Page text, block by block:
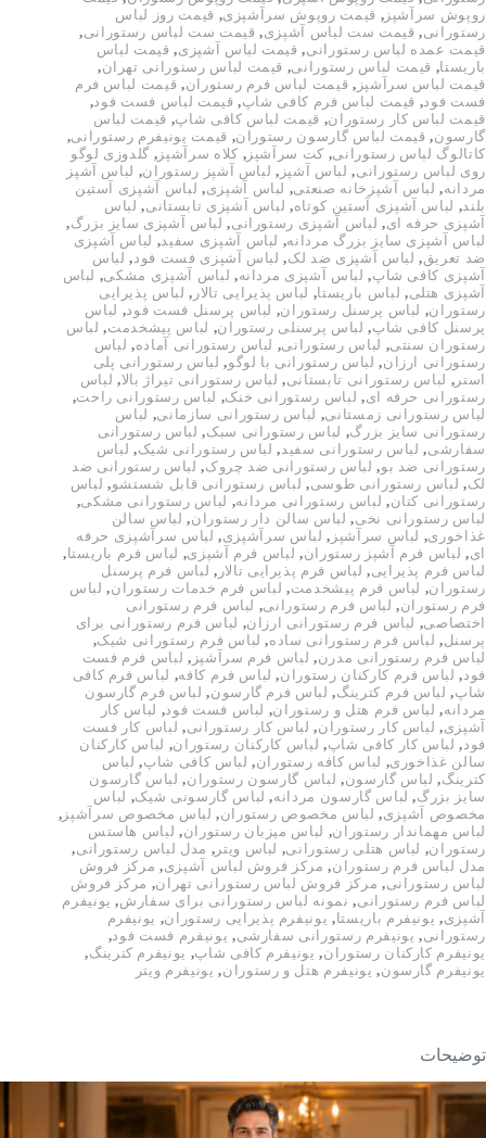
روپوش سرآشپز , قیمت روپوش سرآشپزی, قیمت روز لباس
رستورانی, قیمت ست لباس آشپزی, قیمت ست لباس رستورانی,
قیمت عمده لباس رستورانی, قیمت لباس آشپزی, قیمت لباس
باریستا, قیمت لباس رستورانی, قیمت لباس رستورانی تهران,
قیمت لباس سرآشپز , قیمت لباس فرم رستوران, قیمت لباس فرم
فست فود, قیمت لباس فرم کافی شاپ, قیمت لباس فست فود,
قیمت لباس کار رستوران, قیمت لباس کافی شاپ, قیمت لباس
گارسون, قیمت لباس گارسون رستوران, قیمت یونیفرم رستورانی,
کاتالوگ لباس رستورانی, کت سرآشپز , کلاه سرآشپز , گلدوزی لوگو
روی لباس رستورانی, لباس آشپز , لباس آشپز رستوران, لباس آشپز
مردانه, لباس آشپزخانه صنعتی, لباس آشپزی, لباس آشپزی آستین
بلند, لباس آشپزی آستین کوتاه, لباس آشپزی تابستانی, لباس
آشپزی حرفه ای, لباس آشپزی رستورانی, لباس آشپزی سایز بزرگ,
لباس آشپزی سایز بزرگ مردانه, لباس آشپزی سفید, لباس آشپزی
ضد تعریق, لباس آشپزی ضد لک, لباس آشپزی فست فود, لباس
آشپزی کافی شاپ, لباس آشپزی مردانه, لباس آشپزی مشکی, لباس
آشپزی هتلی, لباس باریستا, لباس پذیرایی تالار , لباس پذیرایی
رستوران, لباس پرسنل رستوران, لباس پرسنل فست فود, لباس
پرسنل کافی شاپ, لباس پرسنلی رستوران, لباس پیشخدمت, لباس
رستوران سنتی, لباس رستورانی, لباس رستورانی آماده, لباس
رستورانی ارزان, لباس رستورانی با لوگو, لباس رستورانی پلی
استر , لباس رستورانی تابستانی, لباس رستورانی تیراژ بالا, لباس
رستورانی حرفه ای, لباس رستورانی خنک, لباس رستورانی راحت,
لباس رستورانی زمستانی, لباس رستورانی سازمانی, لباس
رستورانی سایز بزرگ, لباس رستورانی سبک, لباس رستورانی
سفارشی, لباس رستورانی سفید, لباس رستورانی شیک, لباس
رستورانی ضد بو, لباس رستورانی ضد چروک, لباس رستورانی ضد
لک, لباس رستورانی طوسی, لباس رستورانی قابل شستشو, لباس
رستورانی کتان, لباس رستورانی مردانه, لباس رستورانی مشکی,
لباس رستورانی نخی, لباس سالن دار رستوران, لباس سالن
غذاخوری, لباس سرآشپز , لباس سرآشپزی, لباس سرآشپزی حرفه
ای, لباس فرم آشپز رستوران, لباس فرم آشپزی, لباس فرم باریستا,
لباس فرم پذیرایی, لباس فرم پذیرایی تالار , لباس فرم پرسنل
رستوران, لباس فرم پیشخدمت, لباس فرم خدمات رستوران, لباس
فرم رستوران, لباس فرم رستورانی, لباس فرم رستورانی
اختصاصی, لباس فرم رستورانی ارزان, لباس فرم رستورانی برای
پرسنل, لباس فرم رستورانی ساده, لباس فرم رستورانی شیک,
لباس فرم رستورانی مدرن, لباس فرم سرآشپز , لباس فرم فست
فود, لباس فرم کارکنان رستوران, لباس فرم کافه, لباس فرم کافی
شاپ, لباس فرم کترینگ, لباس فرم گارسون, لباس فرم گارسون
مردانه, لباس فرم هتل و رستوران, لباس فست فود, لباس کار
آشپزی, لباس کار رستوران, لباس کار رستورانی, لباس کار فست
فود, لباس کار کافی شاپ, لباس کارکنان رستوران, لباس کارکنان
سالن غذاخوری, لباس کافه رستوران, لباس کافی شاپ, لباس
کترینگ, لباس گارسون, لباس گارسون رستوران, لباس گارسون
سایز بزرگ, لباس گارسون مردانه, لباس گارسونی شیک, لباس
مخصوص آشپزی, لباس مخصوص رستوران, لباس مخصوص سرآشپز ,
لباس مهماندار رستوران, لباس میزبان رستوران, لباس هاستس
رستوران, لباس هتلی رستورانی, لباس ویتر , مدل لباس رستورانی,
مدل لباس فرم رستوران, مرکز فروش لباس آشپزی, مرکز فروش
لباس رستورانی, مرکز فروش لباس رستورانی تهران, مرکز فروش
لباس فرم رستورانی, نمونه لباس رستورانی برای سفارش, یونیفرم
آشپزی, یونیفرم باریستا, یونیفرم پذیرایی رستوران, یونیفرم
رستورانی, یونیفرم رستورانی سفارشی, یونیفرم فست فود,
یونیفرم کارکنان رستوران, یونیفرم کافی شاپ, یونیفرم کترینگ,
یونیفرم گارسون, یونیفرم هتل و رستوران, یونیفرم ویتر
توضیحات